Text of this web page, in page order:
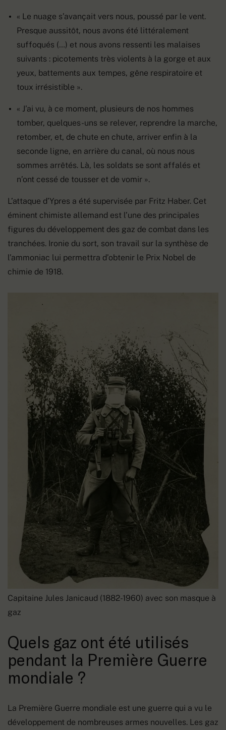
« Le nuage s’avançait vers nous, poussé par le vent.
Presque aussitôt, nous avons été littéralement
suffoqués (…) et nous avons ressenti les malaises
suivants : picotements très violents à la gorge et aux
yeux, battements aux tempes, gêne respiratoire et
toux irrésistible ».
« J’ai vu, à ce moment, plusieurs de nos hommes
tomber, quelques-uns se relever, reprendre la marche,
retomber, et, de chute en chute, arriver enfin à la
seconde ligne, en arrière du canal, où nous nous
sommes arrêtés. Là, les soldats se sont affalés et
n’ont cessé de tousser et de vomir ».
L’attaque d’Ypres a été supervisée par Fritz Haber. Cet
éminent chimiste allemand est l’une des principales
figures du développement des gaz de combat dans les
tranchées. Ironie du sort, son travail sur la synthèse de
l’ammoniac lui permettra d’obtenir le Prix Nobel de
chimie de 1918.
Capitaine Jules Janicaud (1882-1960) avec son masque à
gaz
Quels gaz ont été utilisés
pendant la Première Guerre
mondiale ?
La Première Guerre mondiale est une guerre qui a vu le
développement de nombreuses armes nouvelles. Les gaz